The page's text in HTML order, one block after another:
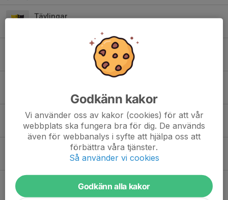
Tävlingar
9 juni sista friidrottstävlingen
17 maj 2024 0
8 maj 2024 0
Info inför lilla Skara kampen
7 maj 2024 3
Kommande träningar och möjliga tävlingar
Godkänn kakor
Vi använder oss av kakor (cookies) för att vår
webbplats ska fungera bra för dig. De används
även för webbanalys i syfte att hjälpa oss att
förbättra våra tjänster.
Så använder vi cookies
Godkänn alla kakor